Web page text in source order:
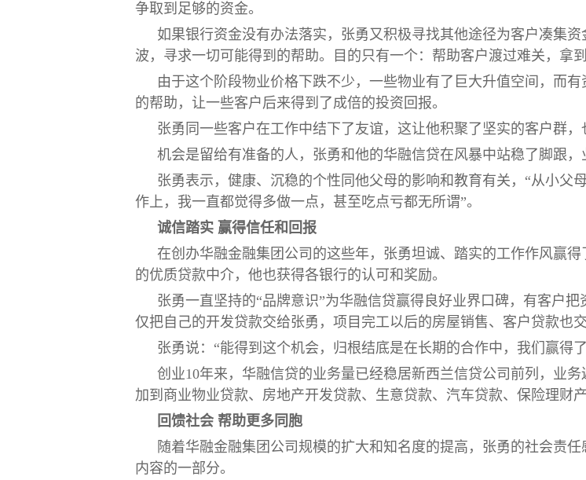
争取到足够的资金。
如果银行资金没有办法落实，张勇又积极寻找其他途径为客户凑集
波，寻求一切可能得到的帮助。目的只有一个：帮助客户渡过难关，拿到
由于这个阶段物业价格下跌不少，一些物业有了巨大升值空间，而
的帮助，让一些客户后来得到了成倍的投资回报。
张勇同一些客户在工作中结下了友谊，这让他积聚了坚实的客户群
机会是留给有准备的人，张勇和他的华融信贷在风暴中站稳了脚跟，
张勇表示，健康、沉稳的个性同他父母的影响和教育有关，“从小父
作上，我一直都觉得多做一点，甚至吃点亏都无所谓”。
诚信踏实 赢得信任和回报
在创办华融金融集团公司的这些年，张勇坦诚、踏实的工作作风赢
的优质贷款中介，他也获得各银行的认可和奖励。
张勇一直坚持的“品牌意识”为华融信贷赢得良好业界口碑，有客户
仅把自己的开发贷款交给张勇，项目完工以后的房屋销售、客户贷款也交
张勇说：“能得到这个机会，归根结底是在长期的合作中，我们赢得
创业10年来，华融信贷的业务量已经稳居新西兰信贷公司前列，业
加到商业物业贷款、房地产开发贷款、生意贷款、汽车贷款、保险理财产
回馈社会 帮助更多同胞
随着华融金融集团公司规模的扩大和知名度的提高，张勇的社会责
内容的一部分。